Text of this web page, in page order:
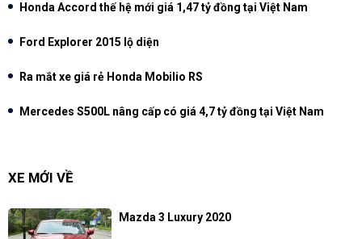
Honda Accord thế hệ mới giá 1,47 tỷ đồng tại Việt Nam
Ford Explorer 2015 lộ diện
Ra mắt xe giá rẻ Honda Mobilio RS
Mercedes S500L nâng cấp có giá 4,7 tỷ đồng tại Việt Nam
XE MỚI VỀ
Mazda 3 Luxury 2020